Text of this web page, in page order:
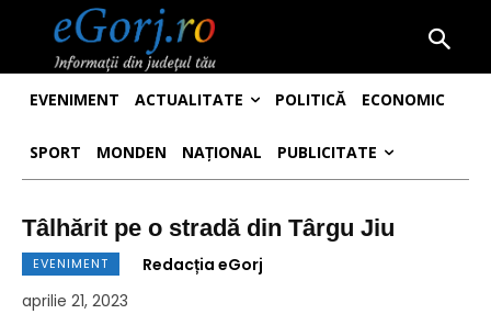
EVENIMENT ACTUALITATE POLITICĂ ECONOMIC
SPORT MONDEN NAȚIONAL PUBLICITATE
Tâlhărit pe o stradă din Târgu Jiu
EVENIMENT
Redacția eGorj
aprilie 21, 2023